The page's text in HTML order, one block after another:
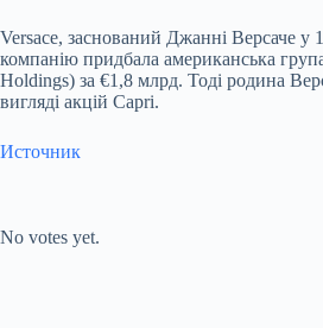
Versace, заснований Джанні Версаче у
компанію придбала американська
Holdings) за €1,8 млрд. Тоді родина
вигляді акцій Capri.
Источник
No votes yet.